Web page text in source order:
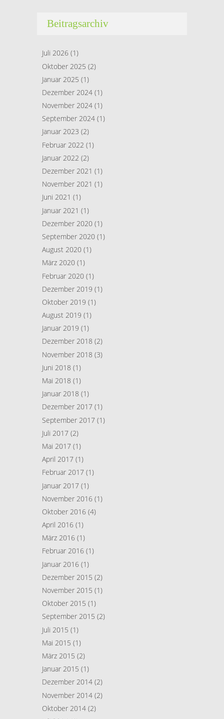
Beitragsarchiv
Juli 2026 (1)
Oktober 2025 (2)
Januar 2025 (1)
Dezember 2024 (1)
November 2024 (1)
September 2024 (1)
Januar 2023 (2)
Februar 2022 (1)
Januar 2022 (2)
Dezember 2021 (1)
November 2021 (1)
Juni 2021 (1)
Januar 2021 (1)
Dezember 2020 (1)
September 2020 (1)
August 2020 (1)
März 2020 (1)
Februar 2020 (1)
Dezember 2019 (1)
Oktober 2019 (1)
August 2019 (1)
Januar 2019 (1)
Dezember 2018 (2)
November 2018 (3)
Juni 2018 (1)
Mai 2018 (1)
Januar 2018 (1)
Dezember 2017 (1)
September 2017 (1)
Juli 2017 (2)
Mai 2017 (1)
April 2017 (1)
Februar 2017 (1)
Januar 2017 (1)
November 2016 (1)
Oktober 2016 (4)
April 2016 (1)
März 2016 (1)
Februar 2016 (1)
Januar 2016 (1)
Dezember 2015 (2)
November 2015 (1)
Oktober 2015 (1)
September 2015 (2)
Juli 2015 (1)
Mai 2015 (1)
März 2015 (2)
Januar 2015 (1)
Dezember 2014 (2)
November 2014 (2)
Oktober 2014 (2)